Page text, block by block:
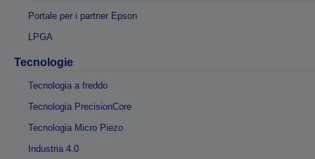
Portale per i partner Epson
LPGA
Tecnologie
Tecnologia a freddo
Tecnologia PrecisionCore
Tecnologia Micro Piezo
Industria 4.0